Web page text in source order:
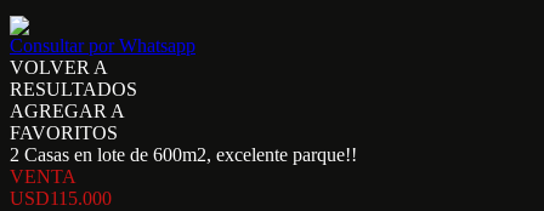
Consultar por Whatsapp
VOLVER A
RESULTADOS
AGREGAR A
FAVORITOS
2 Casas en lote de 600m2, excelente parque!!
VENTA
USD115.000